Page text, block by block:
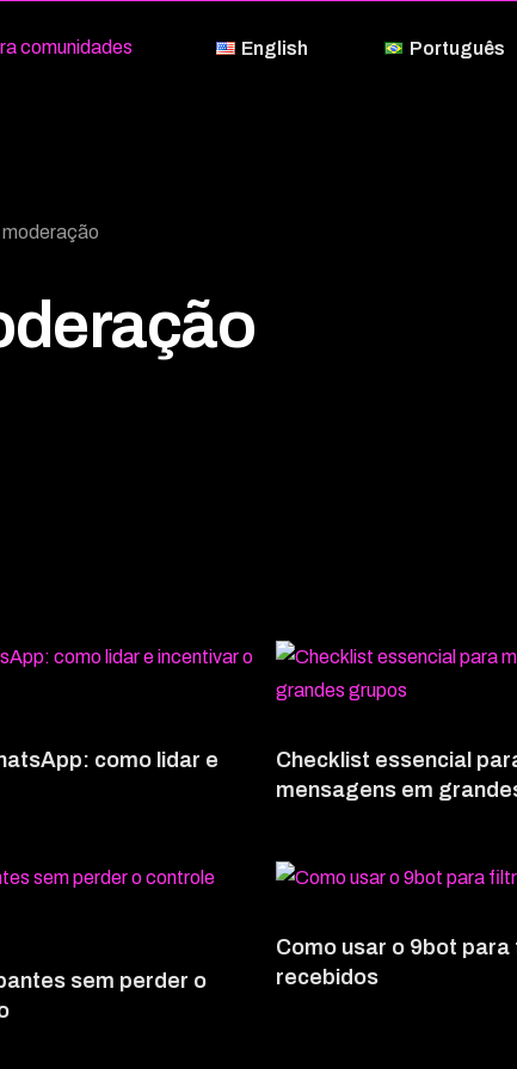
English Português
moderação
como lidar e
Checklist essencial
mensagens em
sem perder o
Como usar o 9bot
recebidos